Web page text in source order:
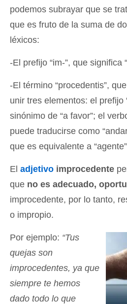
podemos subrayar que se
que es fruto de la suma de
léxicos:
-El prefijo “im-”, que significa
-El término “procedentis”,
unir tres elementos: el prefijo
sinónimo de “a favor”; el
puede traducirse como
que es equivalente a
El adjetivo improcedente
que no es adecuado,
improcedente, por lo tanto,
o impropio.
Por ejemplo: “Tus
quejas son
improcedentes, ya que
siempre te hemos
dado todo lo que